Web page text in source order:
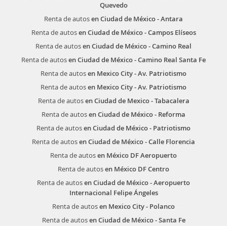
Quevedo
Renta de autosen Ciudad de México - Antara
Renta de autosen Ciudad de México - Campos Elíseos
Renta de autosen Ciudad de México - Camino Real
Renta de autosen Ciudad de México - Camino Real Santa Fe
Renta de autosen Mexico City - Av. Patriotismo
Renta de autosen Mexico City - Av. Patriotismo
Renta de autosen Ciudad de Mexico - Tabacalera
Renta de autosen Ciudad de México - Reforma
Renta de autosen Ciudad de México - Patriotismo
Renta de autosen Ciudad de México - Calle Florencia
Renta de autosen México DF Aeropuerto
Renta de autosen México DF Centro
Renta de autosen Ciudad de México - Aeropuerto
Internacional Felipe Ángeles
Renta de autosen Mexico City - Polanco
Renta de autosen Ciudad de México - Santa Fe